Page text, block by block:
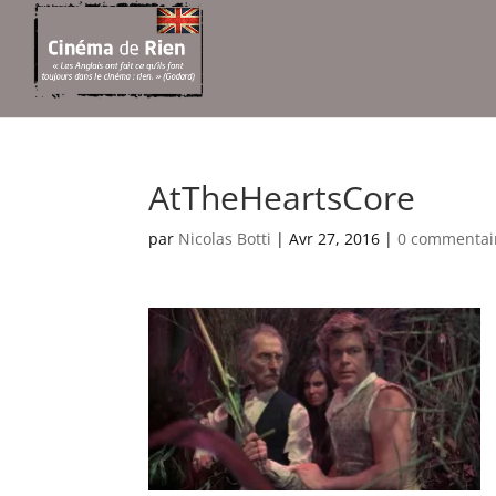
AtTheHeartsCore
par Nicolas Botti |Avr 27, 2016 |0